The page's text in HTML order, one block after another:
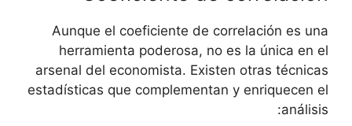
Aunque el ⁢coeficiente​ de correlación es una
⁢herramienta poderosa, ⁤no ‍es la única⁣ en el
arsenal del economista. Existen otras técnicas
estadísticas que ⁤complementan y enriquecen el
‌análisis: